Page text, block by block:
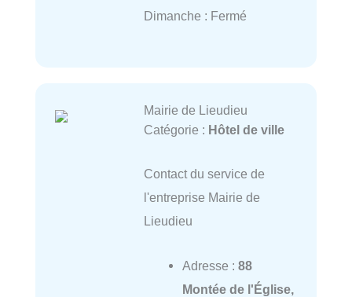
Dimanche : Fermé
Mairie de Lieudieu
Catégorie : Hôtel de ville
Contact du service de
l'entreprise Mairie de
Lieudieu
Adresse : 88
Montée de l'Église,